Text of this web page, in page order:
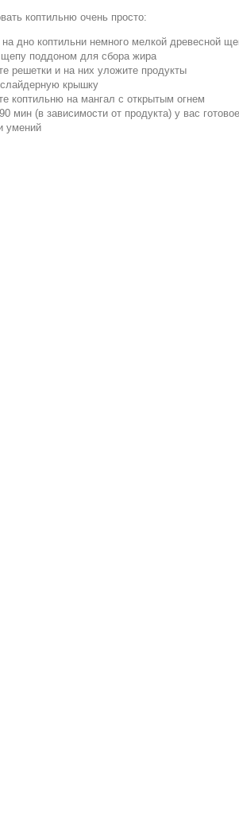
коптильню очень просто:
на дно коптильни немного мелкой древесной
щепу поддоном для сбора жира
решетки и на них уложите продукты
слайдерную крышку
коптильню на мангал с открытым огнем
мин (в зависимости от продукта) у вас
умений